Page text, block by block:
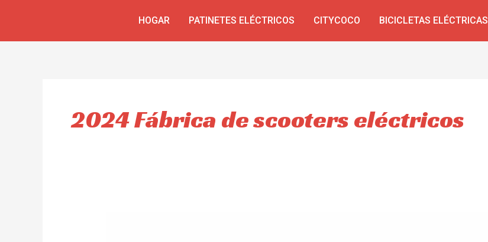
HOGAR PATINETES ELÉCTRICOS CITYCOCO BICICLETAS ELÉCTRICAS
2024 Fábrica de scooters eléctricos